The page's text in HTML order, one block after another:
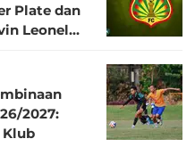
Plate dan
2027:
Klub